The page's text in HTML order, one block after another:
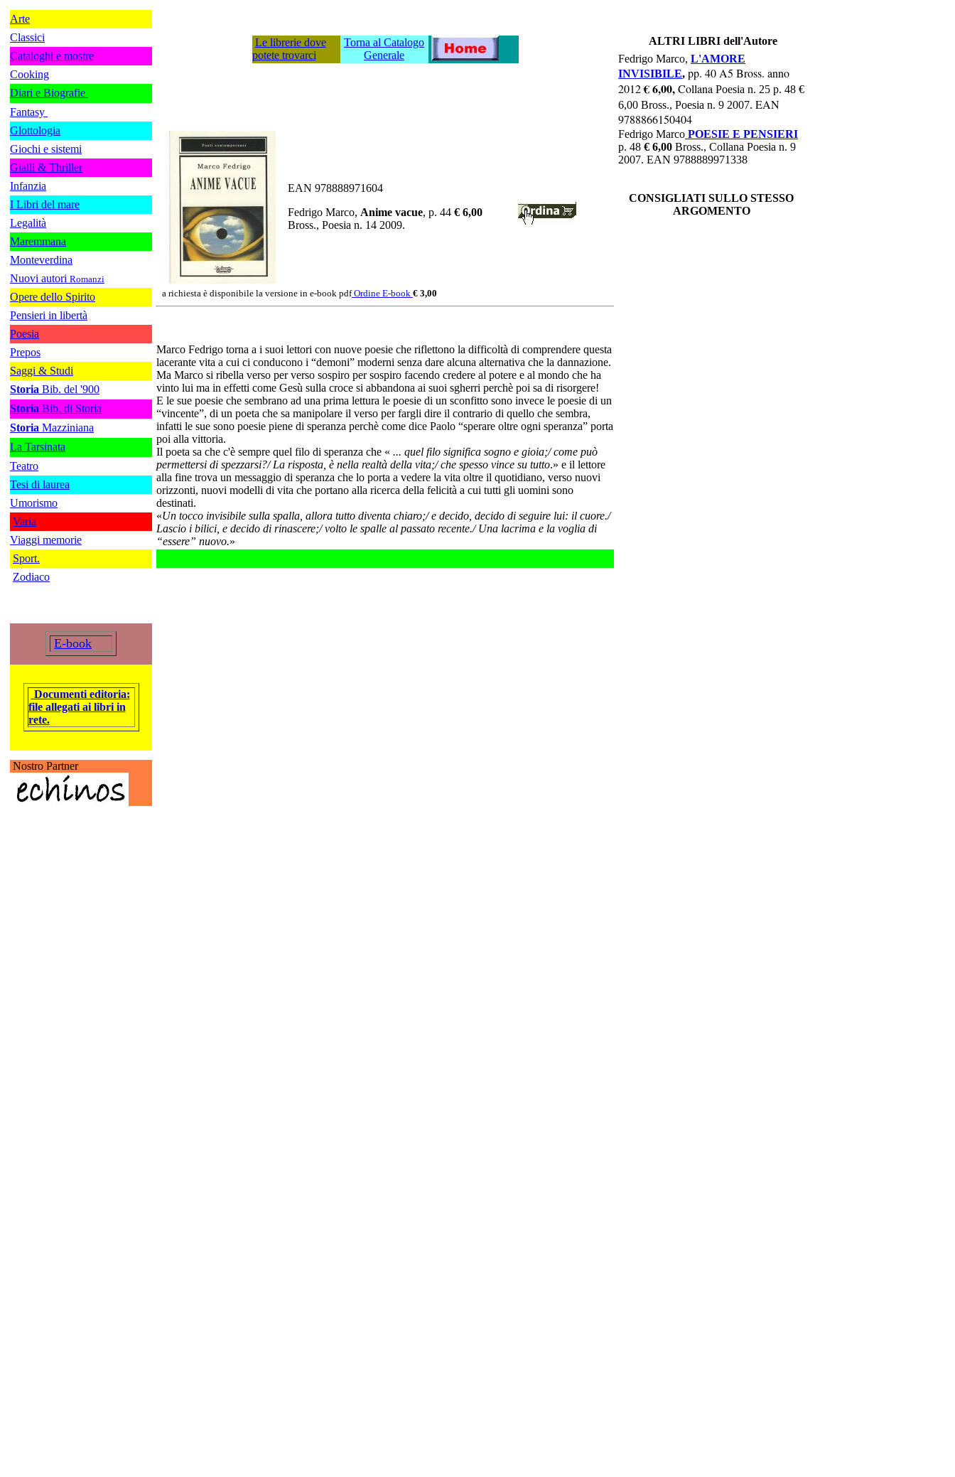
Arte
Classici
Cataloghi e mostre
Cooking
Diari e Biografie
Fantasy
Glottologia
Giochi e sistemi
Gialli & Thriller
Infanzia
I Libri del mare
Legalità
Maremmana
Monteverdina
Nuovi autori Romanzi
Opere dello Spirito
Pensieri in libertà
Poesia
Prepos
Saggi & Studi
Storia Bib. del '900
Storia Bib. di Storia
Storia Mazziniana
La Tarsinata
Teatro
Tesi di laurea
Umorismo
Varia
Viaggi memorie
Sport.
Zodiaco
E-book
Documenti editoria:
file allegati ai libri in
rete.
Nostro Partner
Le librerie dove
potete trovarci
Torna al Catalogo
Generale
EAN 978888971604
Fedrigo Marco, Anime vacue, p. 44 € 6,00
Bross., Poesia n. 14 2009.
a richiesta è disponibile la versione in e-book pdf Ordine E-book € 3,00
Marco Fedrigo torna a i suoi lettori con nuove poesie che riflettono la difficoltà di comprendere questa
lacerante vita a cui ci conducono i “demoni” moderni senza dare alcuna alternativa che la dannazione.
Ma Marco si ribella verso per verso sospiro per sospiro facendo credere al potere e al mondo che ha
vinto lui ma in effetti come Gesù sulla croce si abbandona ai suoi sgherri perchè poi sa di risorgere!
E le sue poesie che sembrano ad una prima lettura le poesie di un sconfitto sono invece le poesie di un
“vincente”, di un poeta che sa manipolare il verso per fargli dire il contrario di quello che sembra,
infatti le sue sono poesie piene di speranza perchè come dice Paolo “sperare oltre ogni speranza” porta
poi alla vittoria.
Il poeta sa che c'è sempre quel filo di speranza che « ... quel filo significa sogno e gioia;/ come può
permettersi di spezzarsi?/ La risposta, è nella realtà della vita;/ che spesso vince su tutto.» e il lettore
alla fine trova un messaggio di speranza che lo porta a vedere la vita oltre il quotidiano, verso nuovi
orizzonti, nuovi modelli di vita che portano alla ricerca della felicità a cui tutti gli uomini sono
destinati.
«Un tocco invisibile sulla spalla, allora tutto diventa chiaro;/ e decido, decido di seguire lui: il cuore./
Lascio i bilici, e decido di rinascere;/ volto le spalle al passato recente./ Una lacrima e la voglia di
“essere” nuovo.»
ALTRI LIBRI dell'Autore
Fedrigo Marco, L'AMORE
INVISIBILE, pp. 40 A5 Bross. anno
2012€ 6,00,Collana Poesia n. 25 p. 48 €
6,00 Bross., Poesia n. 9 2007. EAN
9788866150404
Fedrigo Marco POESIE E PENSIERI
p. 48 € 6,00 Bross., Collana Poesia n. 9
2007. EAN 9788889971338
CONSIGLIATI SULLO STESSO
ARGOMENTO